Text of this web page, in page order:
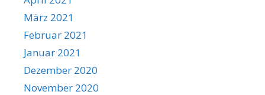
März 2021
Februar 2021
Januar 2021
Dezember 2020
November 2020